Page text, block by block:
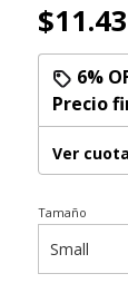
6%
Precio
Ver
Tamaño